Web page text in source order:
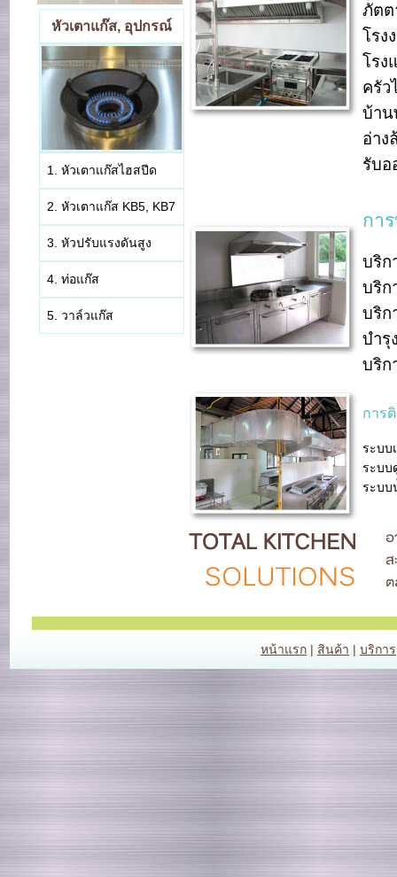
หัวเตาแก๊ส, อุปกรณ์
1. หัวเตาแก๊สไฮสปีด
2. หัวเตาแก๊ส KB5, KB7
3. หัวปรับแรงดันสูง
4. ท่อแก๊ส
5. วาล์วแก๊ส
ภัตต
โรง
โรง
ครัว
บ้าน
อ่าง
รับอ
กา
บริก
บริก
บริก
บำรุ
บริก
การ
ระบบ
ระบบ
ระบบ
หน้าแรก | สินค้า | บริการ